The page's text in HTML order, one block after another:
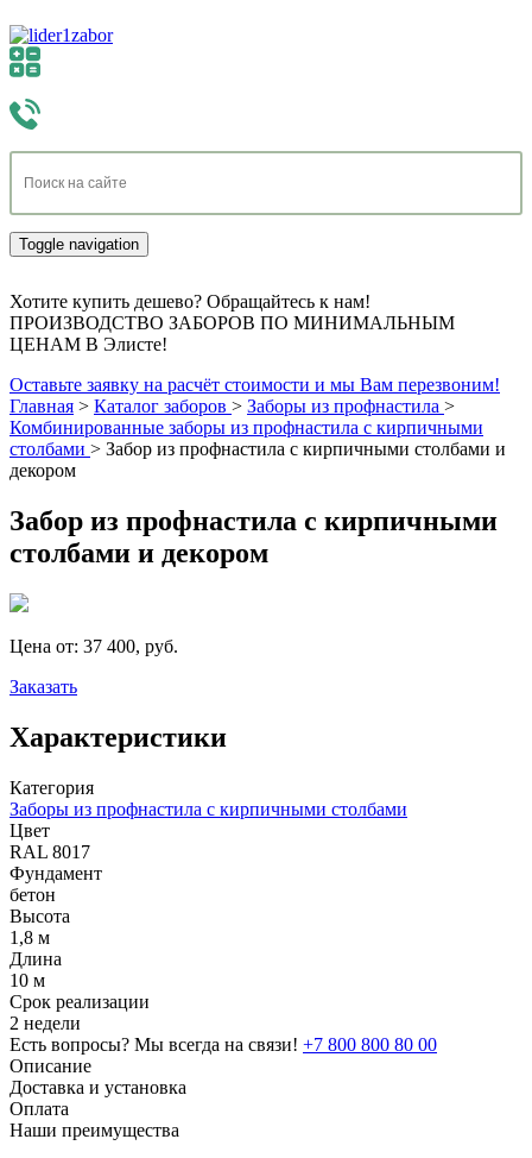
Toggle navigation
Хотите купить дешево? Обращайтесь к нам!
ПРОИЗВОДСТВО ЗАБОРОВ ПО МИНИМАЛЬНЫМ
ЦЕНАМ В Элисте!
Оставьте заявку на расчёт стоимости и мы Вам перезвоним!
Главная > Каталог заборов > Заборы из профнастила >
Комбинированные заборы из профнастила с кирпичными
столбами > Забор из профнастила с кирпичными столбами и
декором
Забор из профнастила с кирпичными
столбами и декором
Цена от: 37 400, руб.
Заказать
Характеристики
Категория
Заборы из профнастила с кирпичными столбами
Цвет
RAL 8017
Фундамент
бетон
Высота
1,8 м
Длина
10 м
Срок реализации
2 недели
Есть вопросы? Мы всегда на связи! +7 800 800 80 00
Описание
Доставка и установка
Оплата
Наши преимущества